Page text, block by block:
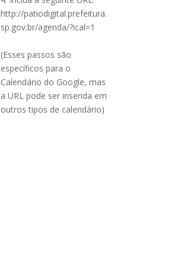
http://patiodigital.prefeitura.
sp.gov.br/agenda/?ical=1
(Esses passos são
específicos para o
Calendário do Google, mas
a URL pode ser inserida em
outros tipos de calendário)